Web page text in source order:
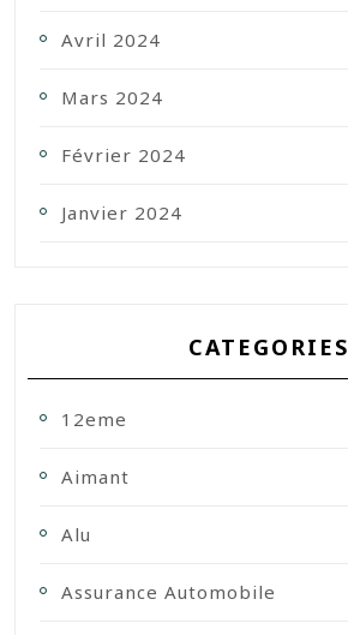
Avril 2024
Mars 2024
Février 2024
Janvier 2024
CATEGORIES
12eme
Aimant
Alu
Assurance Automobile